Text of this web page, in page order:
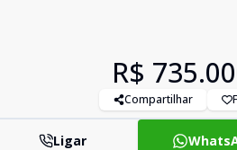
R$
Compartilhar
Ligar